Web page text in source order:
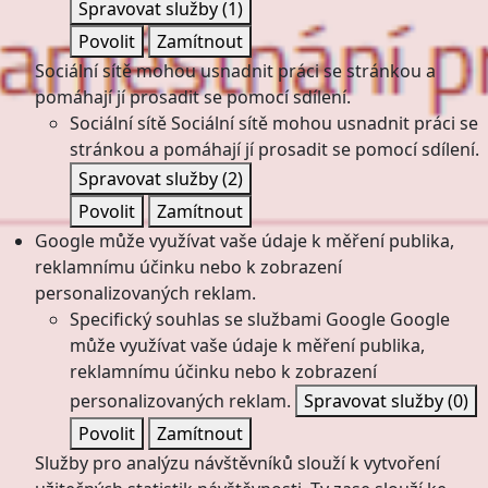
Spravovat služby(1)
Povolit
Zamítnout
Sociální sítě mohou usnadnit práci se stránkou a
pomáhají jí prosadit se pomocí sdílení.
Sociální sítěSociální sítě mohou usnadnit práci se
stránkou a pomáhají jí prosadit se pomocí sdílení.
Spravovat služby(2)
Povolit
Zamítnout
Google může využívat vaše údaje k měření publika,
reklamnímu účinku nebo k zobrazení
personalizovaných reklam.
Specifický souhlas se službami Google Google
může využívat vaše údaje k měření publika,
reklamnímu účinku nebo k zobrazení
personalizovaných reklam. Spravovat služby(0)
Povolit
Zamítnout
Služby pro analýzu návštěvníků slouží k vytvoření